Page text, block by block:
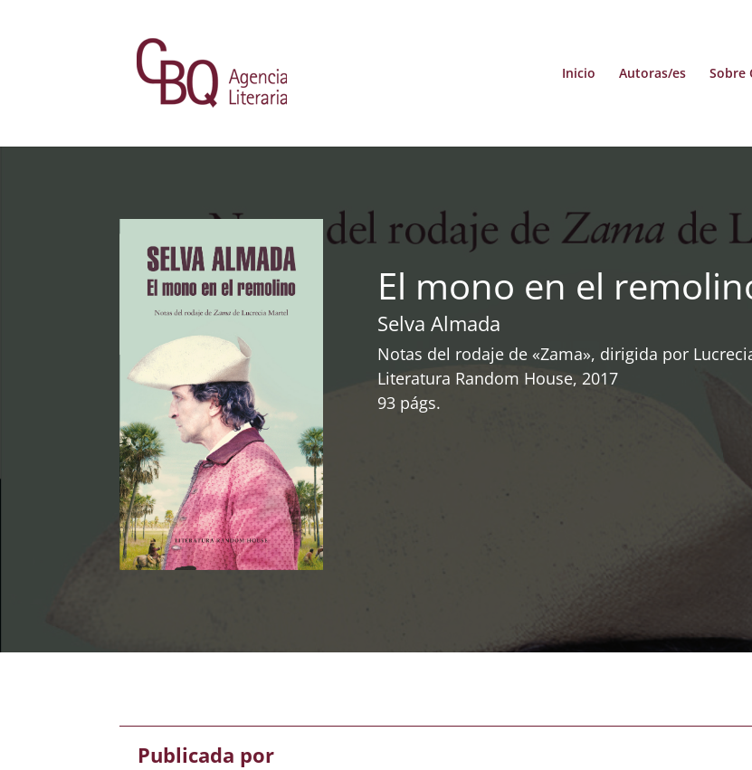
Inicio Autoras/es Sobre
El mono en el
Selva Almada
Notas del rodaje de «Zama», dirigida por
Literatura Random House, 2017
93 págs.
Publicada por